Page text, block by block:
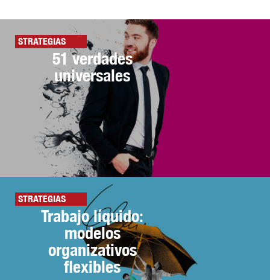
STRATEGIAS
51 verdades
universales
STRATEGIAS
Trabajo líquido:
modelos
organizativos
flexibles